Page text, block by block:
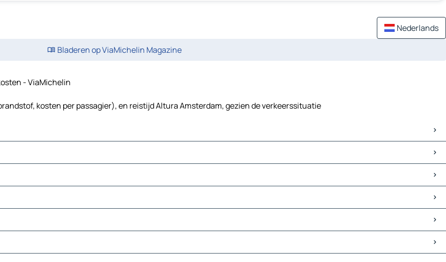
Nederlands
Bladeren op ViaMichelin Magazine
- ViaMichelin
kosten per passagier), en reistijd Altura Amsterdam, gezien de verkeerssituatie